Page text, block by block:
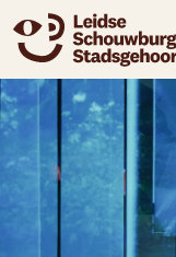
naar agenda